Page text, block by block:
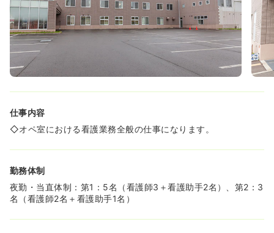
仕事内容
◇オペ室における看護業務全般の仕事になります。
勤務体制
夜勤・当直体制：第1：5名（看護師3＋看護助手2名）、第2：3
名（看護師2名＋看護助手1名）